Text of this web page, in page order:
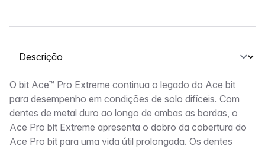
Selecione uma guia
Descrição
O bit Ace™ Pro Extreme continua o legado do Ace bit
para desempenho em condições de solo difíceis. Com
dentes de metal duro ao longo de ambas as bordas, o
Ace Pro bit Extreme apresenta o dobro da cobertura do
Ace Pro bit para uma vida útil prolongada. Os dentes